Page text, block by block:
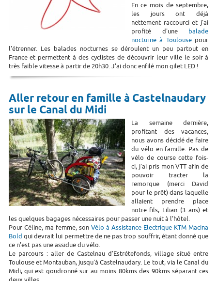
En ce mois de septembre,
les jours ont déjà
nettement raccourci et j'ai
profité d'une balade
nocturne à Toulousepour
l'étrenner. Les balades nocturnes se déroulent un peu partout en
France et permettent à des cyclistes de découvrir leur ville le soir à
très faible vitesse à partir de 20h30. J'ai donc enfilé mon gilet LED !
Aller retour en famille à Castelnaudary
sur le Canal du Midi
La semaine dernière,
profitant des vacances,
nous avons décidé de faire
du vélo en famille. Pas de
vélo de course cette fois-
ci, j'ai pris mon VTT afin de
pouvoir tracter la
remorque (merci David
pour le prêt) dans laquelle
allaient prendre place
notre fils, Lilian (3 ans) et
les quelques bagages nécessaires pour passer une nuit à l'hôtel.
Pour Céline, ma femme, son Vélo à Assistance Electrique KTM Macina
Bold qui devrait lui permettre de ne pas trop souffrir, étant donné que
ce n'est pas une assidue du vélo.
Le parcours : aller de Castelnau d'Estrétefonds, village situé entre
Toulouse et Montauban, jusqu'à Castelnaudary. Le tout, via le Canal du
Midi, qui est goudronné sur au moins 80kms des 90kms séparant ces